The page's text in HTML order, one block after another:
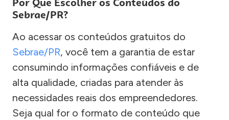
Sebrae/PR?
Ao acessar os conteúdos gratuitos do
Sebrae/PR, você tem a garantia de estar
consumindo informações confiáveis e de
alta qualidade, criadas para atender às
necessidades reais dos empreendedores.
Seja qual for o formato de conteúdo que